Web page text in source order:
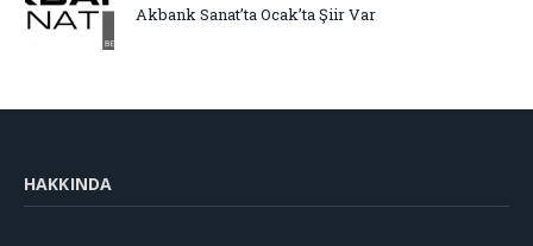
Akbank Sanat’ta Ocak’ta Şiir Var
HAKKINDA